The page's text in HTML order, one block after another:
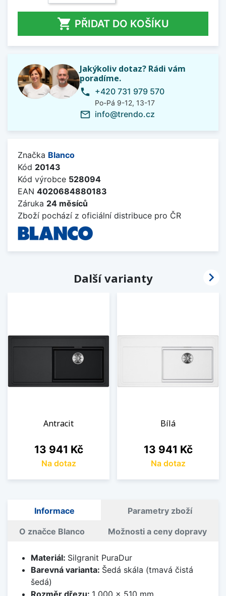
 PŘIDAT DO KOŠÍKU
Jakýkoliv dotaz? Rádi vám
poradíme.
phone +420 731 979 570
Po-Pá 9-12, 13-17
mail_outline info@trendo.cz
Značka Blanco
Kód 20143
Kód výrobce 528094
EAN 4020684880183
Záruka 24 měsíců
Zboží pochází z oficiální distribuce pro ČR
Další varianty
Antracit
Cena
13 941 Kč
Na dotaz
Bílá
Cena
13 941 Kč
Na dotaz

Informace Parametry zboží
O značce Blanco Možnosti a ceny dopravy
Materiál: Silgranit PuraDur
Barevná varianta: Šedá skála (tmavá čistá
šedá)
Rozměr dřezu: 1 000 x 510 mm